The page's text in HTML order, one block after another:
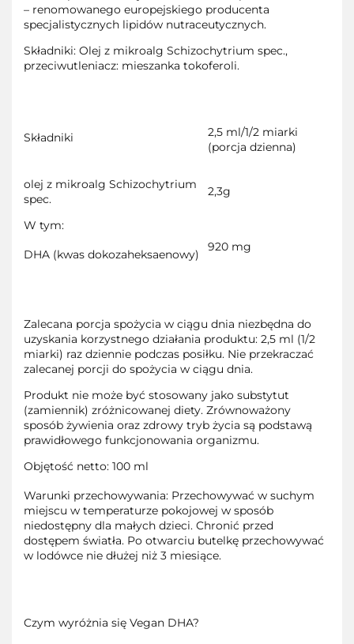
– renomowanego europejskiego producenta
specjalistycznych lipidów nutraceutycznych.
Składniki: Olej z mikroalg Schizochytrium spec.,
przeciwutleniacz: mieszanka tokoferoli.
Składniki
2,5 ml/1/2 miarki
(porcja dzienna)
olej z mikroalg Schizochytrium
spec.
W tym:
DHA (kwas dokozaheksaenowy)
2,3g
920 mg
Zalecana porcja spożycia w ciągu dnia niezbędna do
uzyskania korzystnego działania produktu: 2,5 ml (1/2
miarki) raz dziennie podczas posiłku. Nie przekraczać
zalecanej porcji do spożycia w ciągu dnia.
Produkt nie może być stosowany jako substytut
(zamiennik) zróżnicowanej diety. Zrównoważony
sposób żywienia oraz zdrowy tryb życia są podstawą
prawidłowego funkcjonowania organizmu.
Objętość netto: 100 ml
Warunki przechowywania: Przechowywać w suchym
miejscu w temperaturze pokojowej w sposób
niedostępny dla małych dzieci. Chronić przed
dostępem światła. Po otwarciu butelkę przechowywać
w lodówce nie dłużej niż 3 miesiące.
Czym wyróżnia się Vegan DHA?